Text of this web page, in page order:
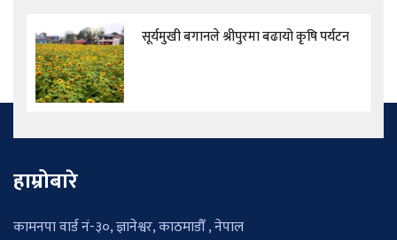
सूर्यमुखी बगानले श्रीपुरमा बढायो कृषि पर्यटन
हाम्रोबारे
कामनपा वार्ड नं-३०, ज्ञानेश्वर, काठमाडौँ , नेपाल